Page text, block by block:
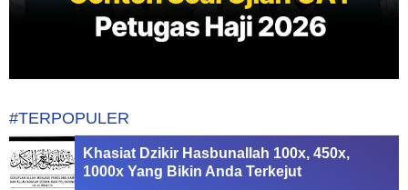
#TERPOPULER
Khasiat Dzikir Hasbunallah 100x, 450x,
1000x Yang Bikin Anda Terkejut